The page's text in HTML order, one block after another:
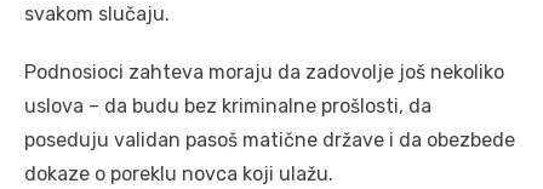
svakom slučaju.
Podnosioci zahteva moraju da zadovolje još nekoliko
uslova – da budu bez kriminalne prošlosti, da
poseduju validan pasoš matične države i da obezbede
dokaze o poreklu novca koji ulažu.